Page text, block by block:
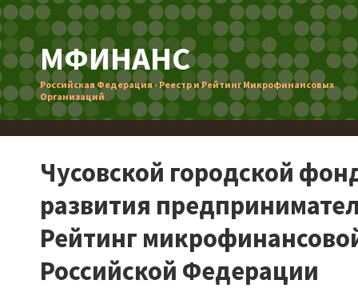
МФИНАНС
Российская Федерация - Реестр и Рейтинг Микрофинансовых
Организаций
Чусовской городской
развития
Рейтинг
Российской Федерации